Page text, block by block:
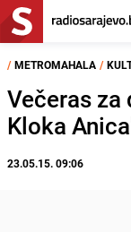
/ METROMAHALA /
Večeras za
Kloka
23.05.15. 09:06